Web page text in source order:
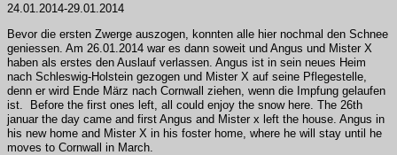
24.01.2014-29.01.2014
Bevor die ersten Zwerge auszogen, konnten alle hier nochmal den Schnee
geniessen. Am 26.01.2014 war es dann soweit und Angus und Mister X
haben als erstes den Auslauf verlassen. Angus ist in sein neues Heim
nach Schleswig-Holstein gezogen und Mister X auf seine Pflegestelle,
denn er wird Ende März nach Cornwall ziehen, wenn die Impfung gelaufen
ist. Before the first ones left, all could enjoy the snow here. The 26th
januar the day came and first Angus and Mister x left the house. Angus in
his new home and Mister X in his foster home, where he will stay until he
moves to Cornwall in March.